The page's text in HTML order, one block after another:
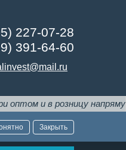
227-07-28
391-64-60
в розницу напрямую от
Закрыть